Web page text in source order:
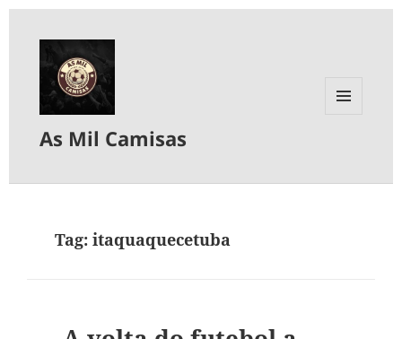
As Mil Camisas
Tag:itaquaquecetuba